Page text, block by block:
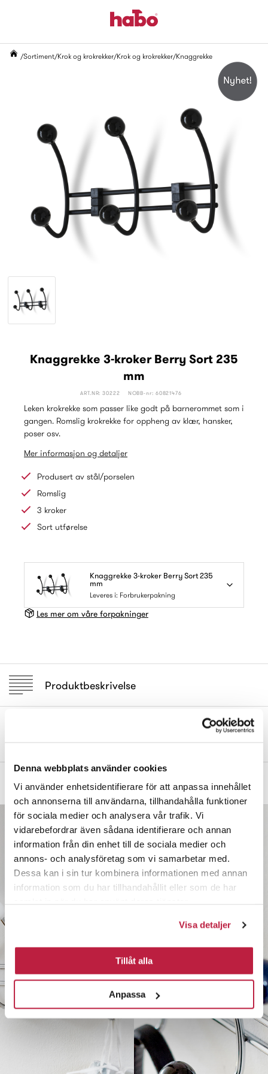
Denna webbplats använder cookies
Vi använder enhetsidentifierare för att anpassa innehållet
och annonserna till användarna, tillhandahålla funktioner
för sociala medier och analysera vår trafik. Vi
vidarebefordrar även sådana identifierare och annan
information från din enhet till de sociala medier och
annons- och analysföretag som vi samarbetar med.
Dessa kan i sin tur kombinera informationen med annan
information som du har tillhandahållit eller som de har
Visa detaljer
Tillåt alla
Anpassa
Sortiment Krok og krokrekker Krok og krokrekker Knaggrekke
Knaggrekke 3-kroker Berry Sort 235
mm
ART.NR: 30222 NOBB-nr: 60821476
Leken krokrekke som passer like godt på barnerommet som i
gangen. Romslig krokrekke for oppheng av klær, hansker,
poser osv.
Mer informasjon og detaljer
Produsert av stål/porselen
Romslig
3 kroker
Sort utførelse
Knaggrekke 3-kroker Berry Sort 235
mm
Leveres i: Forbrukerpakning
Les mer om våre forpakninger
Produktbeskrivelse
Mål og dimensjoner